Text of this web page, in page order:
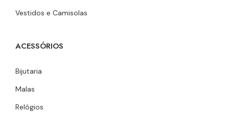
Vestidos e Camisolas
ACESSÓRIOS
Bijutaria
Malas
Relógios